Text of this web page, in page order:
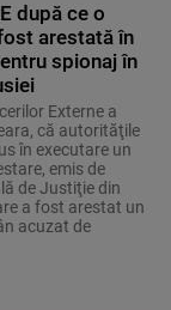
după ce o
arestată în
spionaj în
Externe a
că autorităţile
în executare un
emis de
de Justiţie din
a fost arestat un
acuzat de